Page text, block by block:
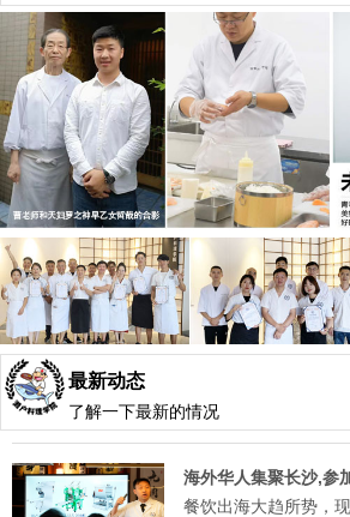
最新动态
了解一下最新的情况
海外华人集聚长沙,参
餐饮出海大趋所势，